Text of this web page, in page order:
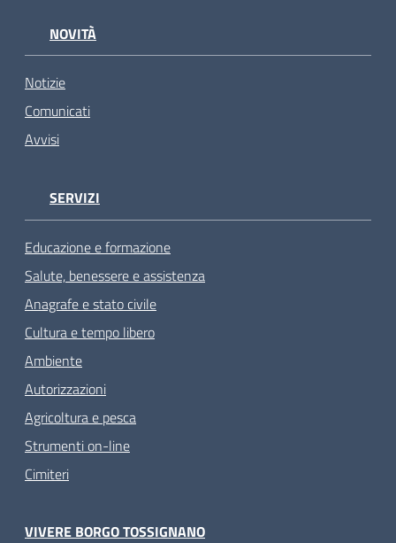
NOVITÀ
Notizie
Comunicati
Avvisi
SERVIZI
Educazione e formazione
Salute, benessere e assistenza
Anagrafe e stato civile
Cultura e tempo libero
Ambiente
Autorizzazioni
Agricoltura e pesca
Strumenti on-line
Cimiteri
VIVERE BORGO TOSSIGNANO